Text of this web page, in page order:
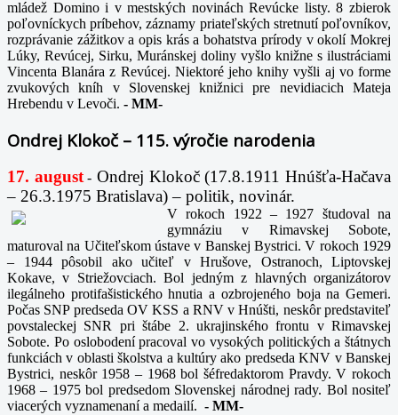
mládež Domino i v mestských novinách Revúcke listy. 8 zbierok
poľovníckych príbehov, záznamy priateľských stretnutí poľovníkov,
rozprávanie zážitkov a opis krás a bohatstva prírody v okolí Mokrej
Lúky, Revúcej, Sirku, Muránskej doliny vyšlo knižne s ilustráciami
Vincenta Blanára z Revúcej. Niektoré jeho knihy vyšli aj vo forme
zvukových kníh v Slovenskej knižnici pre nevidiacich Mateja
Hrebendu v Levoči. - MM-
Ondrej Klokoč – 115. výročie narodenia
17. august- Ondrej Klokoč (17.8.1911 Hnúšťa-Hačava
– 26.3.1975 Bratislava) – politik, novinár.
V rokoch 1922 – 1927 študoval na
gymnáziu v Rimavskej Sobote,
maturoval na Učiteľskom ústave v Banskej Bystrici. V rokoch 1929
– 1944 pôsobil ako učiteľ v Hrušove, Ostranoch, Liptovskej
Kokave, v Striežovciach. Bol jedným z hlavných organizátorov
ilegálneho protifašistického hnutia a ozbrojeného boja na Gemeri.
Počas SNP predseda OV KSS a RNV v Hnúšti, neskôr predstaviteľ
povstaleckej SNR pri štábe 2. ukrajinského frontu v Rimavskej
Sobote. Po oslobodení pracoval vo vysokých politických a štátnych
funkciách v oblasti školstva a kultúry ako predseda KNV v Banskej
Bystrici, neskôr 1958 – 1968 bol šéfredaktorom Pravdy. V rokoch
1968 – 1975 bol predsedom Slovenskej národnej rady. Bol nositeľ
viacerých vyznamenaní a medailí. - MM-